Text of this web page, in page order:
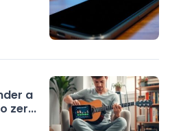
a
zer...